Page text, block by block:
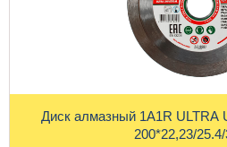
Диск алмазный 1A1R ULTRA
200*22,23/